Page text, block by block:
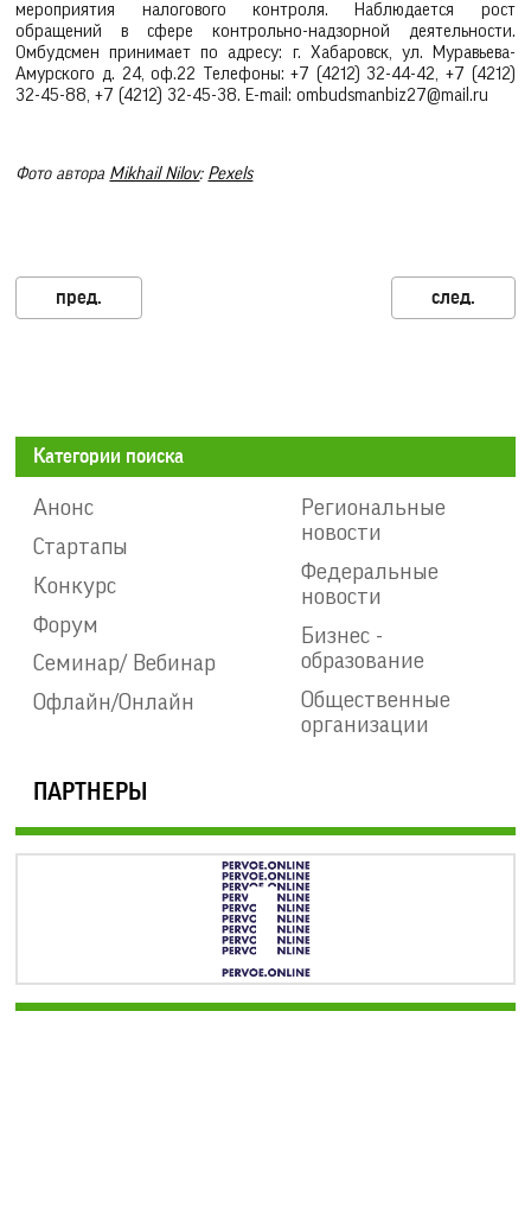
мероприятия налогового контроля. Наблюдается рост
обращений в сфере контрольно-надзорной деятельности.
Омбудсмен принимает по адресу: г. Хабаровск, ул. Муравьева-
Амурского д. 24, оф.22 Телефоны: +7 (4212) 32-44-42, +7 (4212)
32-45-88, +7 (4212) 32-45-38. E-mail: ombudsmanbiz27@mail.ru
Фото автора Mikhail Nilov: Pexels
Категории поиска
Анонс
Стартапы
Конкурс
Форум
Семинар/ Вебинар
Офлайн/Онлайн
Региональные
новости
Федеральные
новости
Бизнес -
образование
Общественные
организации
ПАРТНЕРЫ